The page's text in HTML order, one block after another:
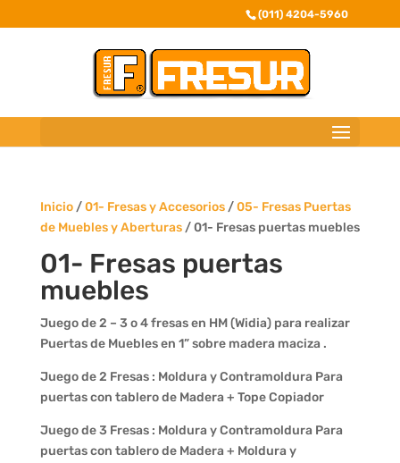
(011) 4204-5960
Inicio/01- Fresas y Accesorios/05- Fresas Puertas
de Muebles y Aberturas/ 01- Fresas puertas muebles
01- Fresas puertas
muebles
Juego de 2 – 3 o 4 fresas en HM (Widia) para realizar
Puertas de Muebles en 1” sobre madera maciza .
Juego de 2 Fresas : Moldura y Contramoldura Para
puertas con tablero de Madera + Tope Copiador
Juego de 3 Fresas : Moldura y Contramoldura Para
puertas con tablero de Madera + Moldura y